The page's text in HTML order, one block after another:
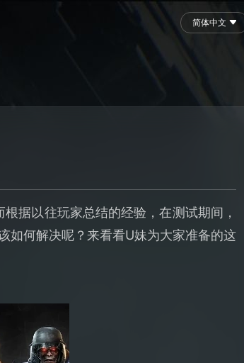
简体中文
据以往玩家总结的经验，在测试期间，
如何解决呢？来看看U妹为大家准备的这